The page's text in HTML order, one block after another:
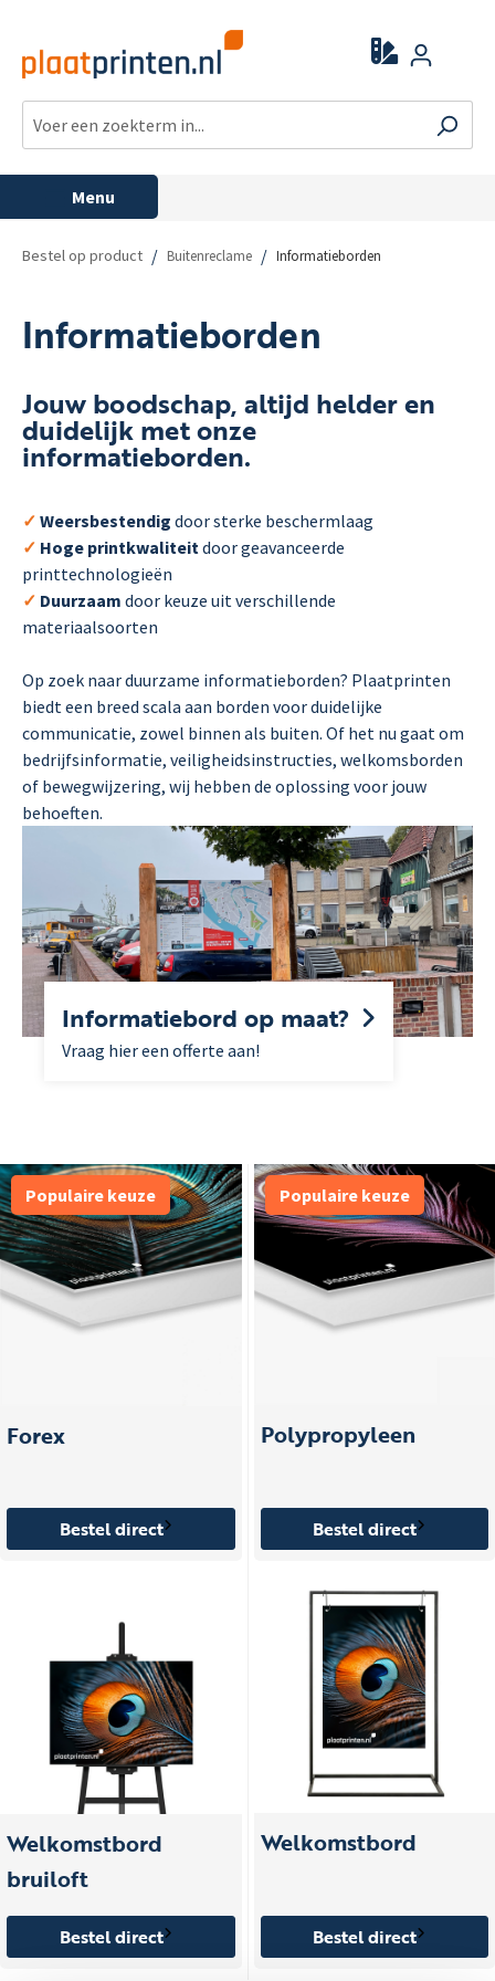
Menu
Bestel op product / Buitenreclame / Informatieborden
Informatieborden
Jouw boodschap, altijd helder en
duidelijk met onze
informatieborden.
✓ Weersbestendig door sterke beschermlaag
✓ Hoge printkwaliteitdoor geavanceerde
printtechnologieën
✓ Duurzaam door keuze uit verschillende
materiaalsoorten
Op zoek naar duurzame informatieborden? Plaatprinten
biedt een breed scala aan borden voor duidelijke
communicatie, zowel binnen als buiten. Of het nu gaat om
bedrijfsinformatie, veiligheidsinstructies, welkomsborden
of bewegwijzering, wij hebben de oplossing voor jouw
behoeften.
Informatiebord op maat?
Vraag hier een offerte aan!
Populaire keuze
Forex
Bestel direct
Populaire keuze
Polypropyleen
Bestel direct
Welkomstbord
bruiloft
Bestel direct
Welkomstbord
Bestel direct